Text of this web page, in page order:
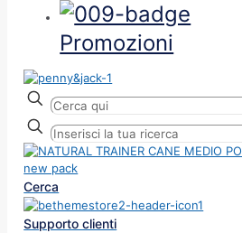
Promozioni
Cerca
Supporto clienti